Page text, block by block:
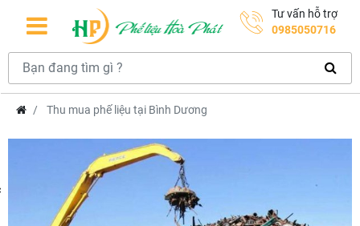
Tư vấn hỗ trợ
0985050716
Thu mua phế liệu tại Bình Dương